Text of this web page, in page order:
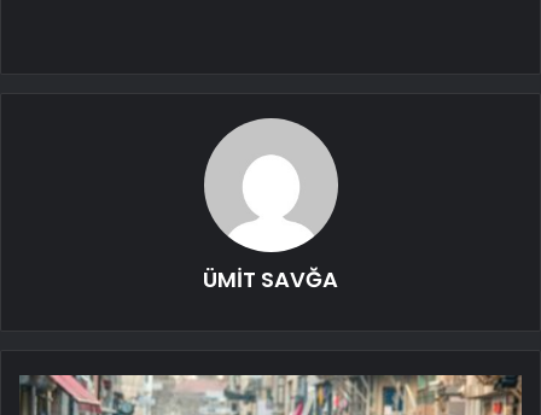
ÜMİT SAVĞA